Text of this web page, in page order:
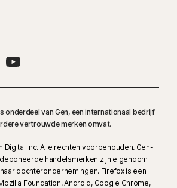
onderdeel van Gen, een internationaal bedrijf
vertrouwde merken omvat.
Digital Inc. Alle rechten voorbehouden. Gen-
handelsmerken zijn eigendom
dochterondernemingen. Firefox is een
Foundation. Android, Google Chrome,